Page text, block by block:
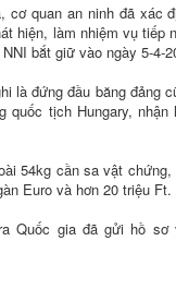
cơ quan an ninh đã xác
hiện, làm nhiệm vụ tiếp
bắt giữ vào ngày 5-4-
là đứng đầu băng đảng
quốc tịch Hungary,
54kg cần sa vật
Euro và hơn 20 triệu Ft.
Quốc gia đã gửi hồ